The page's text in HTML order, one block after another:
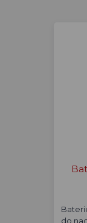
do